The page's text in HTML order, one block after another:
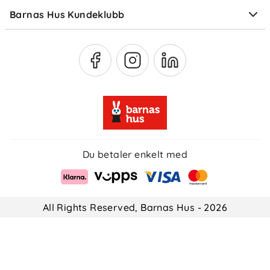
Barnas Hus Kundeklubb
Medlemsvilkår
Du betaler enkelt med
All Rights Reserved, Barnas Hus - 2026